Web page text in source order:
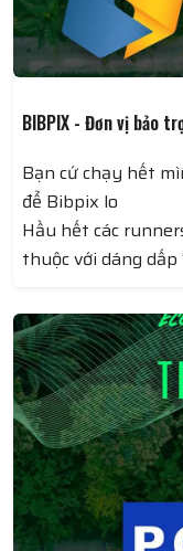
BIBPIX - Đơn vị bảo
Bạn cứ chạy hết
để Bibpix lo
Hầu hết các
thuộc với dáng
cục chỉn chu, lưu
trên đường chạy.